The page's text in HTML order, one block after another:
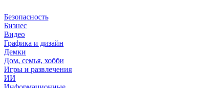
Безопасность
Бизнес
Видео
Графика и дизайн
Демки
Дом, семья, хобби
Игры и развлечения
ИИ